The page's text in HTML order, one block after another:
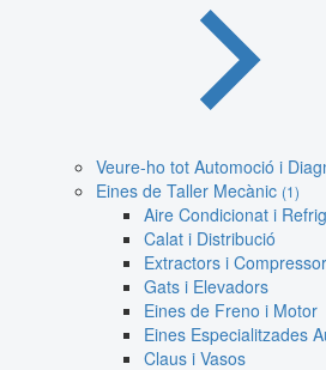
Veure-ho tot Automoció i
Eines de Taller Mecànic (1)
Aire Condicionat i
Calat i Distribució
Extractors i
Gats i Elevadors
Eines de Freno i Motor
Eines Especialitzades
Claus i Vasos